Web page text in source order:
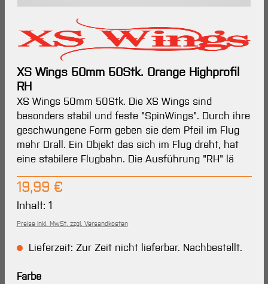
XS Wings 50mm 50Stk. Orange Highprofil
RH
XS Wings 50mm 50Stk. Die XS Wings sind
besonders stabil und feste "SpinWings". Durch ihre
geschwungene Form geben sie dem Pfeil im Flug
mehr Drall. Ein Objekt das sich im Flug dreht, hat
eine stabilere Flugbahn. Die Ausführung "RH" lä
Regulärer Preis:
19,99 €
Inhalt: 1
Preise inkl. MwSt. zzgl. Versandkosten
Lieferzeit: Zur Zeit nicht lieferbar. Nachbestellt.
Farbeauswählen